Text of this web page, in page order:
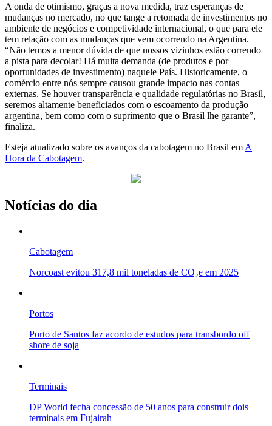
A onda de otimismo, graças a nova medida, traz esperanças de
mudanças no mercado, no que tange a retomada de investimentos no
ambiente de negócios e competividade internacional, o que para ele
tem relação com as mudanças que vem ocorrendo na Argentina.
“Não temos a menor dúvida de que nossos vizinhos estão correndo
a pista para decolar! Há muita demanda (de produtos e por
oportunidades de investimento) naquele País. Historicamente, o
comércio entre nós sempre causou grande impacto nas contas
externas. Se houver transparência e qualidade regulatórias no Brasil,
seremos altamente beneficiados com o escoamento da produção
argentina, bem como com o suprimento que o Brasil lhe garante”,
finaliza.
Esteja atualizado sobre os avanços da cabotagem no Brasil em A
Hora da Cabotagem.
Notícias do dia
Cabotagem
Norcoast evitou 317,8 mil toneladas de CO₂e em 2025
Portos
Porto de Santos faz acordo de estudos para transbordo off
shore de soja
Terminais
DP World fecha concessão de 50 anos para construir dois
terminais em Fujairah